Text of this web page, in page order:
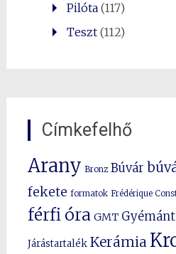
Pilóta(117)
Teszt(112)
Címkefelhő
Arany Bronz Búvár
fekete formatok Frédérique
férfi óra GMT Gyémánt
Járástartalék Kerámia